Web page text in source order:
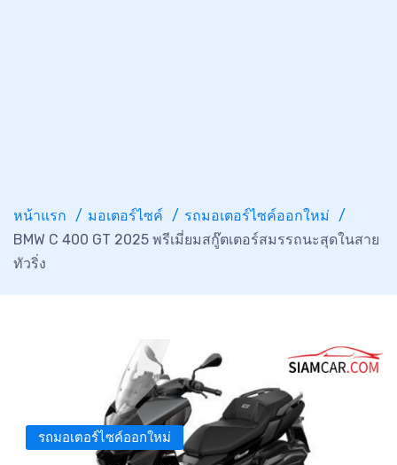
หน้าแรก มอเตอร์ไซค์
รถมอเตอร์ไซค์ออกใหม่
BMW C 400 GT 2025 พรีเมี่ยมสกู๊ตเตอร์สมรรถนะสุดในสาย
ทัวริ่ง
รถมอเตอร์ไซค์ออกใหม่